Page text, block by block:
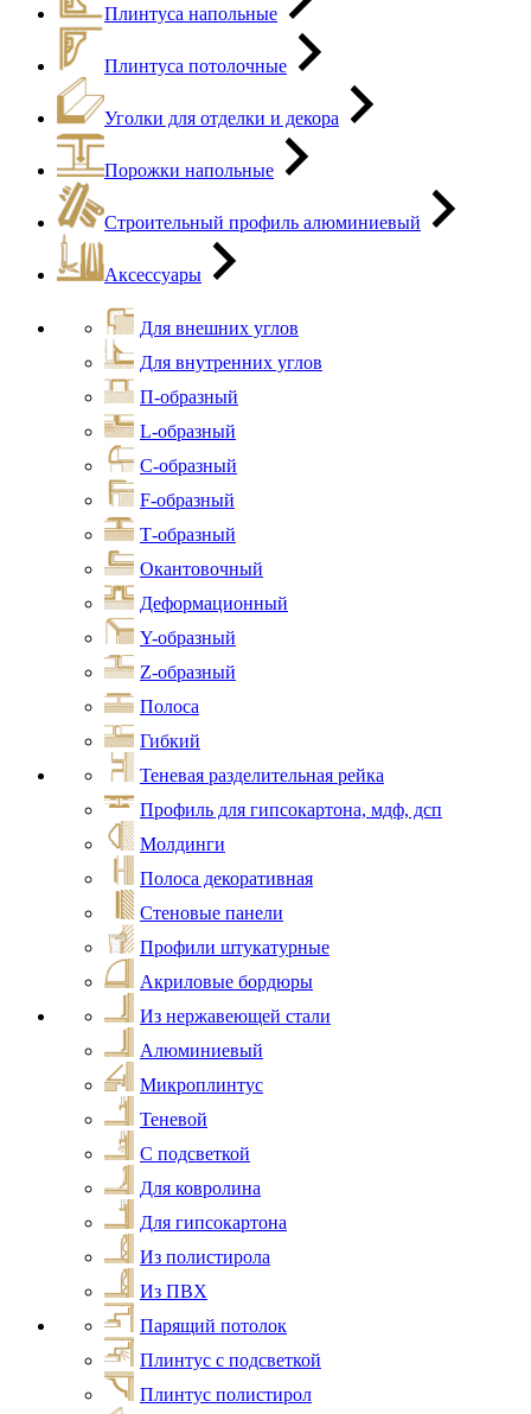
Плинтуса напольные
Плинтуса потолочные
Уголки для отделки и декора
Порожки напольные
Строительный профиль алюминиевый
Аксессуары
Для внешних углов
Для внутренних углов
П-образный
L-образный
С-образный
F-образный
Т-образный
Окантовочный
Деформационный
Y-образный
Z-образный
Полоса
Гибкий
Теневая разделительная рейка
Профиль для гипсокартона, мдф, дсп
Молдинги
Полоса декоративная
Стеновые панели
Профили штукатурные
Акриловые бордюры
Из нержавеющей стали
Алюминиевый
Микроплинтус
Теневой
С подсветкой
Для ковролина
Для гипсокартона
Из полистирола
Из ПВХ
Парящий потолок
Плинтус с подсветкой
Плинтус полистирол